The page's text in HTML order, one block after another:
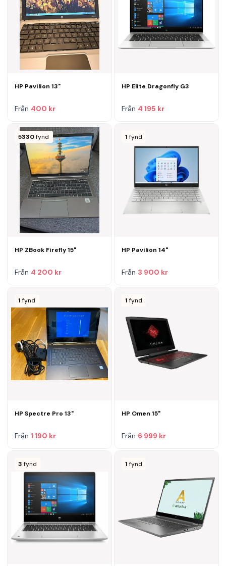
HP Pavilion 13"
Från 400 kr
HP Elite Dragonfly G3
Från 4 195 kr
5330 fynd
HP ZBook Firefly 15"
Från 4 200 kr
1 fynd
HP Pavilion 14"
Från 3 900 kr
1 fynd
HP Spectre Pro 13"
Från 1 190 kr
1 fynd
HP Omen 15"
Från 6 999 kr
3 fynd 1 fynd